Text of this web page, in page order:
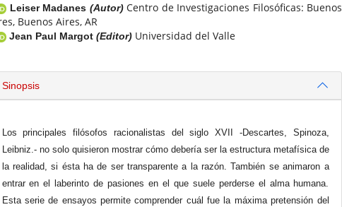
Leiser Madanes (Autor) Centro de Investigaciones Filosóficas: Buenos
Buenos Aires, AR
Jean Paul Margot (Editor) Universidad del Valle
Sinopsis
Los principales filósofos racionalistas del siglo XVII -Descartes, Spinoza,
Leibniz.- no solo quisieron mostrar cómo debería ser la estructura metafísica de
la realidad, si ésta ha de ser transparente a la razón. También se animaron a
entrar en el laberinto de pasiones en el que suele perderse el alma humana.
Esta serie de ensayos permite comprender cuál fue la máxima pretensión del